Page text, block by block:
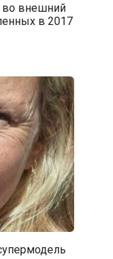
во внешний
в 2017